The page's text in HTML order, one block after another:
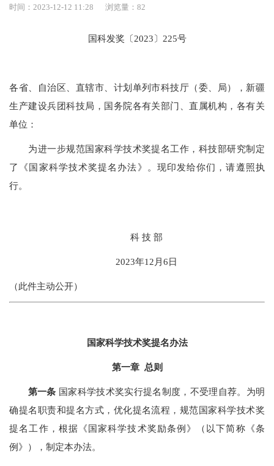
时间：2023-12-12 11:28
浏览量：82
国科发奖〔2023〕225号
各省、自治区、直辖市、计划单列市科技厅（委、局），新疆
生产建设兵团科技局，国务院各有关部门、直属机构，各有关
单位：
为进一步规范国家科学技术奖提名工作，科技部研究制定
了《国家科学技术奖提名办法》。现印发给你们，请遵照执
行。
科 技 部
2023年12月6日
（此件主动公开）
国家科学技术奖提名办法
第一章 总则
第一条 国家科学技术奖实行提名制度，不受理自荐。为明
确提名职责和提名方式，优化提名流程，规范国家科学技术奖
提名工作，根据《国家科学技术奖励条例》（以下简称《条
例》），制定本办法。